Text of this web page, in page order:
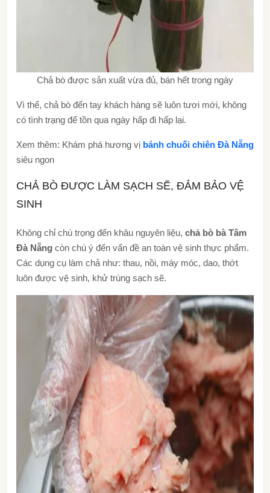
Chả bò được sản xuất vừa đủ, bán hết trong ngày
Vì thế, chả bò đến tay khách hàng sẽ luôn tươi mới, không
có tình trạng để tồn qua ngày hấp đi hấp lại.
Xem thêm: Khám phá hương vị bánh chuối chiên Đà Nẵng
siêu ngon
CHẢ BÒ ĐƯỢC LÀM SẠCH SẼ, ĐẢM BẢO VỆ
SINH
Không chỉ chú trọng đến khâu nguyên liệu, chả bò bà Tâm
Đà Nẵng còn chú ý đến vấn đề an toàn vệ sinh thực phẩm.
Các dụng cụ làm chả như: thau, nồi, máy móc, dao, thớt
luôn được vệ sinh, khử trùng sạch sẽ.